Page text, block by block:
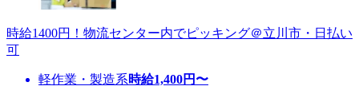
時給1400円！物流センター内でピッキング＠立川市・日払い
可
軽作業・製造系時給1,400円〜